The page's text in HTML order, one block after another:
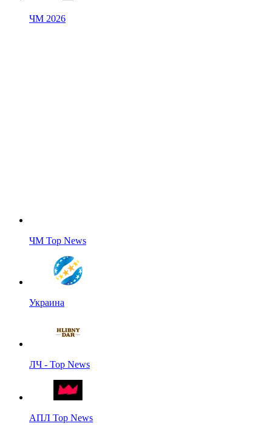
ЧМ 2026
ЧМ Top News
Украина
ЛЧ - Top News
АПЛ Top News